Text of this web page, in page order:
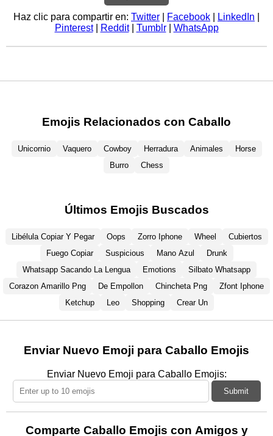
Haz clic para compartir en: Twitter Facebook LinkedIn
Pinterest| Reddit| Tumblr| WhatsApp
Emojis Relacionados con Caballo
Unicornio Vaquero Cowboy Herradura Animales
Horse
Burro
Chess
Últimos Emojis Buscados
Libélula Copiar Y Pegar Oops Zorro Iphone Wheel
Cubiertos
Fuego Copiar
Suspicious Mano Azul
Drunk
Whatsapp Sacando La Lengua
Emotions
Silbato Whatsapp
Corazon Amarillo Png
De Empollon Chincheta Png
Zfont Iphone
Ketchup
Leo Shopping Crear Un
Enviar Nuevo Emoji para Caballo Emojis
Enviar Nuevo Emoji para Caballo Emojis:
Submit
Comparte Caballo Emojis con Amigos y